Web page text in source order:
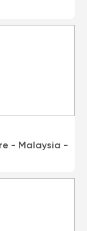
- Malaysia -